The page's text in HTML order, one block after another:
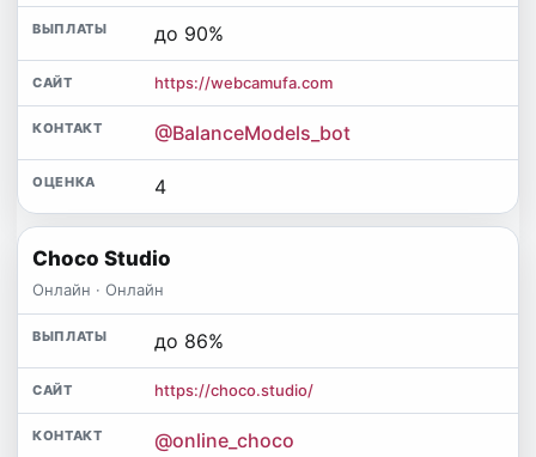
до 90%
https://webcamufa.com
@BalanceModels_bot
4
Choco Studio
Онлайн · Онлайн
до 86%
https://choco.studio/
@online_choco